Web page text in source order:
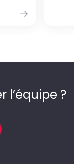
l’équipe ?